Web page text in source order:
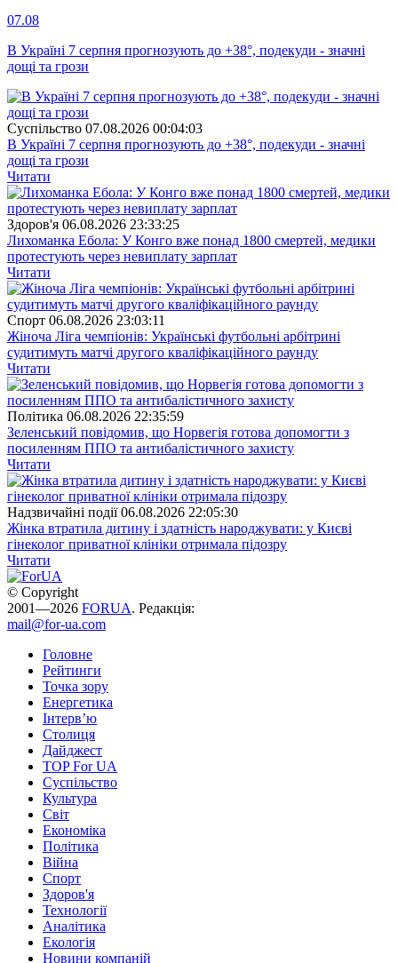
07.08
В Україні 7 серпня прогнозують до +38°, подекуди - значні
дощі та грози
Суспiльство 07.08.2026 00:04:03
В Україні 7 серпня прогнозують до +38°, подекуди - значні
дощі та грози
Читати
Здоров'я 06.08.2026 23:33:25
Лихоманка Ебола: У Конго вже понад 1800 смертей, медики
протестують через невиплату зарплат
Читати
Спорт 06.08.2026 23:03:11
Жіноча Ліга чемпіонів: Українські футбольні арбітрині
судитимуть матчі другого кваліфікаційного раунду
Читати
Полiтика 06.08.2026 22:35:59
Зеленський повідомив, що Норвегія готова допомогти з
посиленням ППО та антибалістичного захисту
Читати
Надзвичайні події 06.08.2026 22:05:30
Жінка втратила дитину і здатність народжувати: у Києві
гінеколог приватної клініки отримала підозру
Читати
© Copyright
2001—2026 FORUA. Редакція:
mail@for-ua.com
Головне
Рейтинги
Точка зору
Енергетика
Інтерв’ю
Столиця
Дайджест
TOP For UA
Суспiльство
Культура
Світ
Економіка
Політика
Війна
Спорт
Здоров'я
Технології
Аналітика
Екологія
Новини компаній